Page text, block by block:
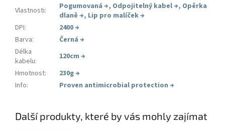
Vlastnosti: Pogumovaná →, Odpojitelný kabel→, Opěrka
dlaně →, Lip pro malíček→
DPI: 2400→
Barva: Černá →
Délka
kabelu: 120cm →
Hmotnost: 230g→
Info: Proven antimicrobial protection →
Další produkty, které by vás mohly zajímat